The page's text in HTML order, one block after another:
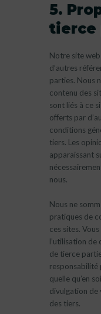
5.
tierce
Notre site
d’autres
parties. Nous
contenu des
sont liés à ce
offerts par
conditions
tiers. Les
apparaissant
nous.
Nous ne
pratiques de
ces sites.
l’utilisation de
de tierce
responsabilité
quelle qu’en
divulgation de
des tiers.